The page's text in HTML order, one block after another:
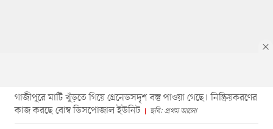
গাজীপুরে মাটি খুঁড়তে গিয়ে গ্রেনেডসদৃশ বস্তু পাওয়া গেছে। নিষ্ক্রিয়করণের
কাজ করছে বোম্ব ডিসপোজাল ইউনিট
ছবি: প্রথম আলো